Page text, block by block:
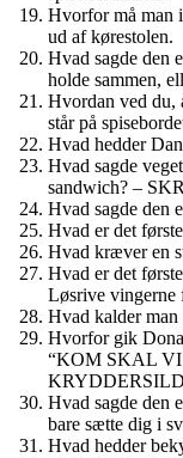
Hvorfor må man
ud af kørestolen.
Hvad sagde den
holde sammen,
Hvordan ved du,
står på
Hvad hedder
Hvad sagde
sandwich? –
Hvad sagde den
Hvad er det
Hvad kræver en
Hvad er det
Løsrive vingerne
Hvad kalder man
Hvorfor gik
“KOM SKAL VI
Hvad sagde den
bare sætte dig i
Hvad hedder